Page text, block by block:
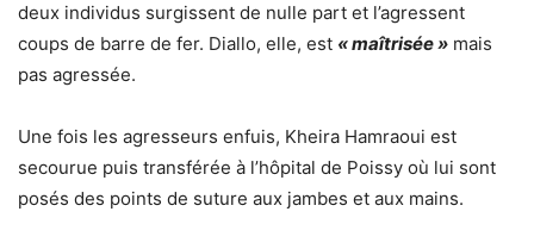
deux individus surgissent de nulle part et l’agressent
coups de barre de fer. Diallo, elle, est « maîtrisée » mais
pas agressée.
Une fois les agresseurs enfuis, Kheira Hamraoui est
secourue puis transférée à l’hôpital de Poissy où lui sont
posés des points de suture aux jambes et aux mains.